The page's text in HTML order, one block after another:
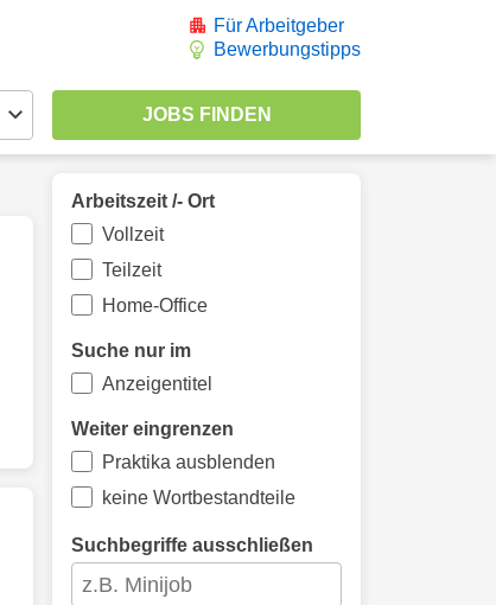
Für Arbeitgeber
Bewerbungstipps
Arbeitszeit /- Ort
Vollzeit
Teilzeit
Home-Office
Suche nur im
Anzeigentitel
Weiter eingrenzen
Praktika ausblenden
keine Wortbestandteile
Suchbegriffe ausschließen